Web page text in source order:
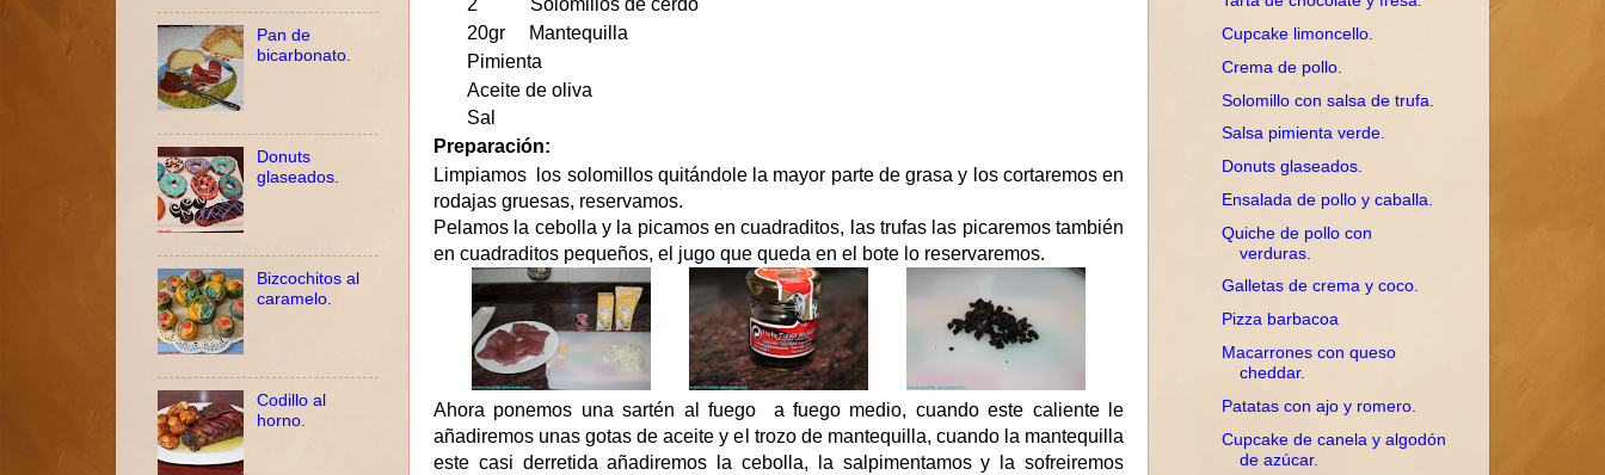
2 Solomillos de cerdo
20gr Mantequilla
Pimienta
Aceite de oliva
Sal
Preparación:
Limpiamos los solomillos quitándole la mayor parte de grasa y los cortaremos en
rodajas gruesas, reservamos.
Pelamos la cebolla y la picamos en cuadraditos, las trufas las picaremos también
en cuadraditos pequeños, el jugo que queda en el bote lo reservaremos.
Ahora ponemos una sartén al fuego a fuego medio, cuando este caliente le
añadiremos unas gotas de aceite y el trozo de mantequilla, cuando la mantequilla
este casi derretida añadiremos la cebolla, la salpimentamos y la sofreiremos
Pan de
bicarbonato.
Donuts
glaseados.
Bizcochitos al
caramelo.
Codillo al
horno.
Cupcake limoncello.
Crema de pollo.
Solomillo con salsa de trufa.
Salsa pimienta verde.
Donuts glaseados.
Ensalada de pollo y caballa.
Quiche de pollo con
verduras.
Galletas de crema y coco.
Pizza barbacoa
Macarrones con queso
cheddar.
Patatas con ajo y romero.
Cupcake de canela y algodón
de azúcar.